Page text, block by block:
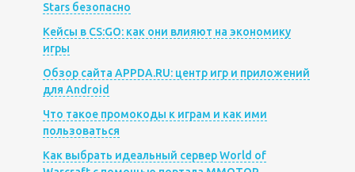
Stars безопасно
Кейсы в CS:GO: как они влияют на экономику
игры
Обзор сайта APPDA.RU: центр игр и приложений
для Android
Что такое промокоды к играм и как ими
пользоваться
Как выбрать идеальный сервер World of